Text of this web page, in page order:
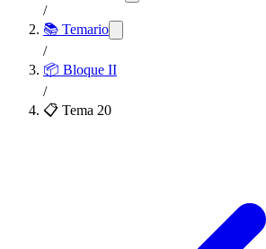
/
📚 Temario
/
📦 Bloque II
/
📋 Tema 20